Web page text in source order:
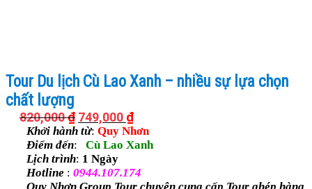
Tour Du lịch Cù Lao Xanh – nhiều sự lựa chọn
chất lượng
820,000₫ 749,000 ₫
Khởi hành từ: Quy Nhơn
Điểm đến:
Cù Lao Xanh
Lịch trình: 1 Ngày
Hotline : 0944.107.174